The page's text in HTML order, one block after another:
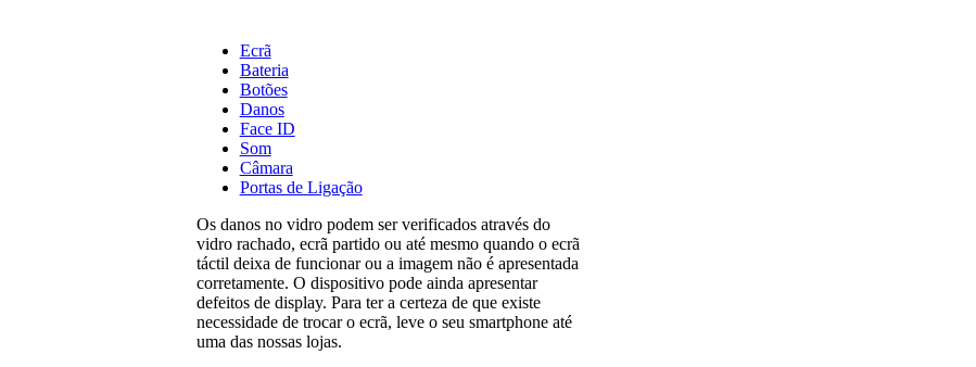
Ecrã
Bateria
Botões
Danos
Face ID
Som
Câmara
Portas de Ligação
Os danos no vidro podem ser verificados através do
vidro rachado, ecrã partido ou até mesmo quando o ecrã
táctil deixa de funcionar ou a imagem não é apresentada
corretamente. O dispositivo pode ainda apresentar
defeitos de display. Para ter a certeza de que existe
necessidade de trocar o ecrã, leve o seu smartphone até
uma das nossas lojas.